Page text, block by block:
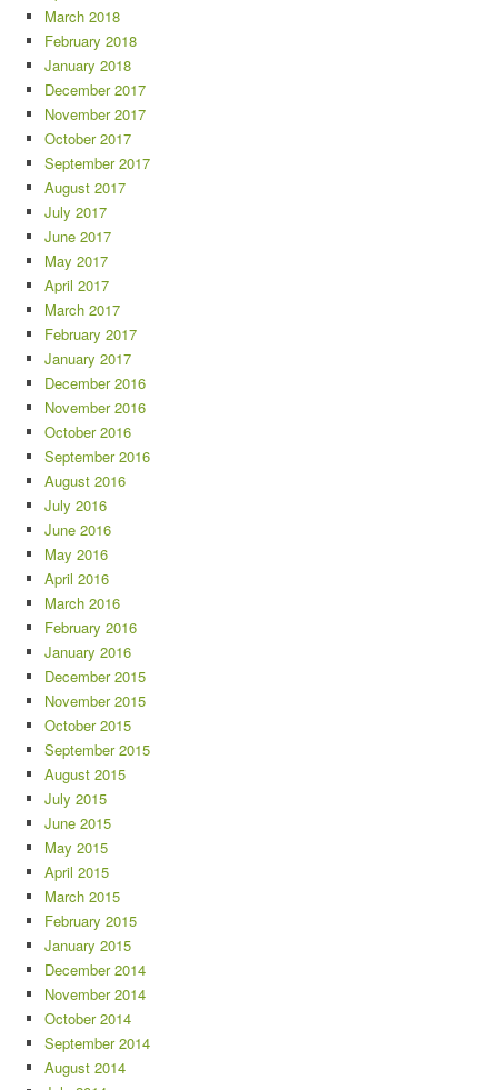
March 2018
February 2018
January 2018
December 2017
November 2017
October 2017
September 2017
August 2017
July 2017
June 2017
May 2017
April 2017
March 2017
February 2017
January 2017
December 2016
November 2016
October 2016
September 2016
August 2016
July 2016
June 2016
May 2016
April 2016
March 2016
February 2016
January 2016
December 2015
November 2015
October 2015
September 2015
August 2015
July 2015
June 2015
May 2015
April 2015
March 2015
February 2015
January 2015
December 2014
November 2014
October 2014
September 2014
August 2014